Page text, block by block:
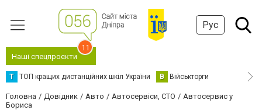
Рус
Наші спецпроєкти
11
Т ТОП кращих дистанційних шкіл України В Військторги
Головна Довідник Авто Автосервіси, СТО
Автосервис у
Бориса